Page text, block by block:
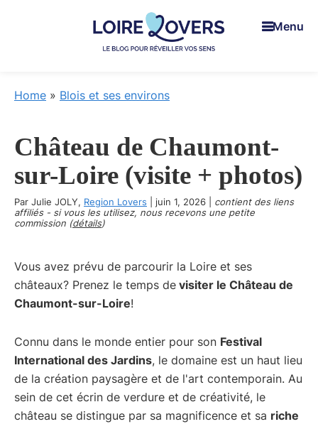
réveiller
en
Loire
-
Le
blog
Claire
Manu
Menu
Home » Blois et ses environs
Château de Chaumont-
sur-Loire (visite + photos)
Par Julie JOLY, Region Lovers juin 1, 2026
contient des liens
affiliés - si vous les utilisez, nous recevons une petite
commission (détails)
Vous avez prévu de parcourir la Loire et ses
châteaux? Prenez le temps de visiter le Château de
Chaumont-sur-Loire!
Connu dans le monde entier pour son Festival
International des Jardins, le domaine est un haut lieu
de la création paysagère et de l'art contemporain. Au
sein de cet écrin de verdure et de créativité, le
château se distingue par sa magnificence et sa riche